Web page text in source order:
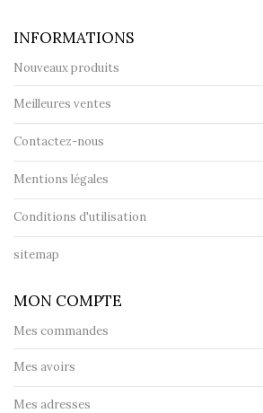
INFORMATIONS
Nouveaux produits
Meilleures ventes
Contactez-nous
Mentions légales
Conditions d'utilisation
sitemap
MON COMPTE
Mes commandes
Mes avoirs
Mes adresses